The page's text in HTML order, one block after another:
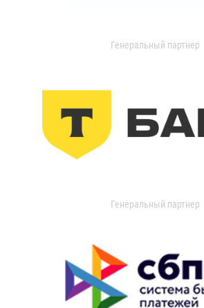
Генеральный партнер
Генеральный партнер